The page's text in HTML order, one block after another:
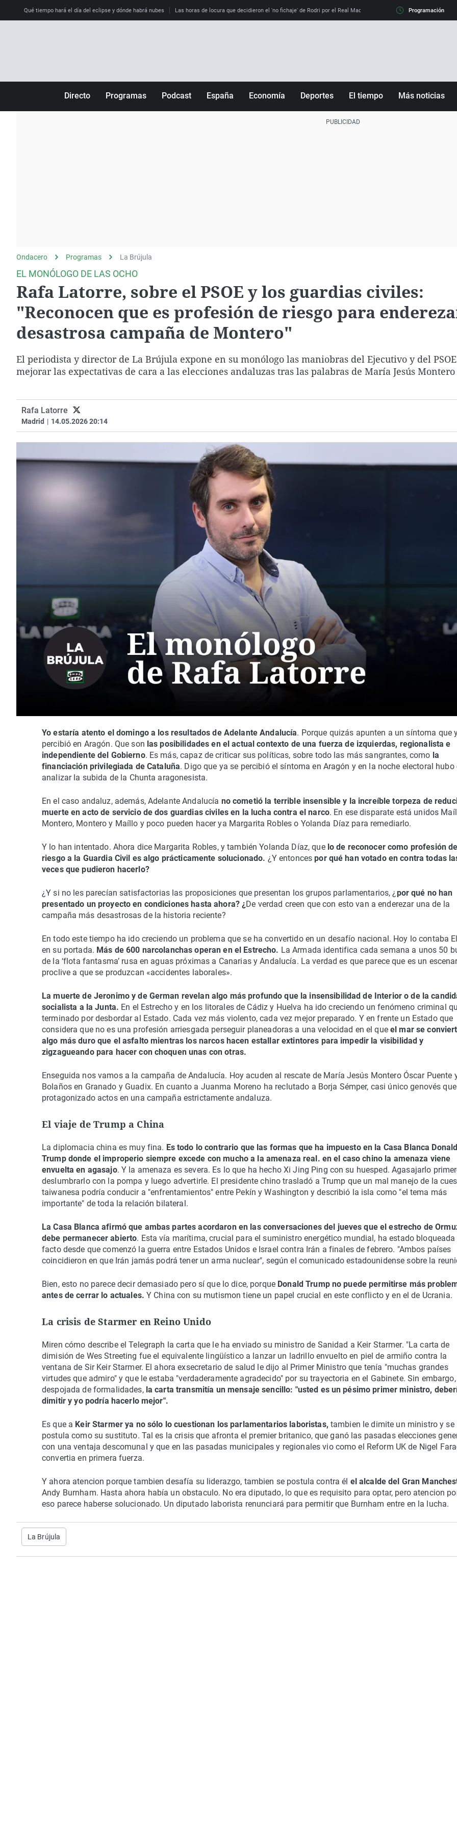
Qué tiempo hará el día del eclipse y dónde habrá nubes Las horas de locura que decidieron el 'no fichaje' de Rodri por el Real Madrid y su 'sí' al Barça La llamada
Programación
Directo Programas
gato
Podcast
Operación Viuda
Negra
España
Navarra
Economía Deportes El tiempo Más noticias
Ondacero Programas La Brújula
EL MONÓLOGO DE LAS OCHO
Rafa Latorre, sobre el PSOE y los guardias civiles:
"Reconocen que es profesión de riesgo para
desastrosa campaña de Montero"
El periodista y director de La Brújula expone en su monólogo las maniobras del Ejecutivo y del
mejorar las expectativas de cara a las elecciones andaluzas tras las palabras de María Jesús Montero
Rafa Latorre
Madrid | 14.05.2026 20:14
Yo estaría atento el domingo a los resultados de Adelante Andalucía. Porque quizás apunten a un síntoma que
percibió en Aragón. Que son las posibilidades en el actual contexto de una fuerza de izquierdas, regionalista e
independiente del Gobierno. Es más, capaz de criticar sus políticas, sobre todo las más sangrantes, como la
financiación privilegiada de Cataluña. Digo que ya se percibió el síntoma en Aragón y en la noche electoral hubo
analizar la subida de la Chunta aragonesista.
En el caso andaluz, además, Adelante Andalucía no cometió la terrible insensible y la increíble torpeza de
muerte en acto de servicio de dos guardias civiles en la lucha contra el narco. En ese disparate está unidos
Montero, Montero y Maíllo y poco pueden hacer ya Margarita Robles o Yolanda Díaz para remediarlo.
Y lo han intentado. Ahora dice Margarita Robles, y también Yolanda Díaz, que lo de reconocer como profesión de
riesgo a la Guardia Civil es algo prácticamente solucionado. ¿Y entoncespor qué han votado en contra todas
veces que pudieron hacerlo?
¿Y si no les parecían satisfactorias las proposiciones que presentan los grupos parlamentarios, ¿ por qué no han
presentado un proyecto en condiciones hasta ahora? ¿De verdad creen que con esto van a enderezar una de la
campaña más desastrosas de la historia reciente?
En todo este tiempo ha ido creciendo un problema que se ha convertido en un desafío nacional. Hoy lo contaba
en su portada. Más de 600 narcolanchas operan en el Estrecho. La Armada identifica cada semana a unos 50
de la ‘flota fantasma’ rusa en aguas próximas a Canarias y Andalucía. La verdad es que parece que es un
proclive a que se produzcan «accidentes laborales».
La muerte de Jeronimo y de German revelan algo más profundo que la insensibilidad de Interior o de la
socialista a la Junta. En el Estrecho y en los litorales de Cádiz y Huelva ha ido creciendo un fenómeno criminal
terminado por desbordar al Estado. Cada vez más violento, cada vez mejor preparado. Y en frente un Estado que
considera que no es una profesión arriesgada perseguir planeadoras a una velocidad en el queel mar se
algo más duro que el asfalto mientras los narcos hacen estallar extintores para impedir la visibilidad y
zigzagueando para hacer con choquen unas con otras.
Enseguida nos vamos a la campaña de Andalucía. Hoy acuden al rescate de María Jesús Montero Óscar Puente
Bolaños en Granado y Guadix. En cuanto a Juanma Moreno ha reclutado a Borja Sémper, casi único genovés
protagonizado actos en una campaña estrictamente andaluza.
El viaje de Trump a China
La diplomacia china es muy fina. Es todo lo contrario que las formas que ha impuesto en la Casa Blanca Donald
Trump donde el improperio siempre excede con mucho a la amenaza real. en el caso chino la amenaza viene
envuelta en agasajo. Y la amenaza es severa. Es lo que ha hecho Xi Jing Ping con su huesped. Agasajarlo
deslumbrarlo con la pompa y luego advertirle. El presidente chino trasladó a Trump que un mal manejo de la
taiwanesa podría conducir a "enfrentamientos" entre Pekín y Washington y describió la isla como "el tema más
importante" de toda la relación bilateral.
La Casa Blanca afirmó que ambas partes acordaron en las conversaciones del jueves que el estrecho de
debe permanecer abierto. Esta vía marítima, crucial para el suministro energético mundial, ha estado bloqueada
facto desde que comenzó la guerra entre Estados Unidos e Israel contra Irán a finales de febrero. "Ambos países
coincidieron en que Irán jamás podrá tener un arma nuclear", según el comunicado estadounidense sobre la
Bien, esto no parece decir demasiado pero sí que lo dice, porque Donald Trump no puede permitirse más
antes de cerrar lo actuales. Y China con su mutismon tiene un papel crucial en este conflicto y en el de Ucrania.
La crisis de Starmer en Reino Unido
Miren cómo describe el Telegraph la carta que le ha enviado su ministro de Sanidad a Keir Starmer. "La carta de
dimisión de Wes Streeting fue el equivalente lingüístico a lanzar un ladrillo envuelto en piel de armiño contra la
ventana de Sir Keir Starmer. El ahora exsecretario de salud le dijo al Primer Ministro que tenía "muchas grandes
virtudes que admiro" y que le estaba "verdaderamente agradecido" por su trayectoria en el Gabinete. Sin embargo,
despojada de formalidades, la carta transmitía un mensaje sencillo: "usted es un pésimo primer ministro,
dimitir y yo podría hacerlo mejor".
Es que a Keir Starmer ya no sólo lo cuestionan los parlamentarios laboristas, tambien le dimite un ministro y se
postula como su sustituto. Tal es la crisis que afronta el premier britanico, que ganó las pasadas elecciones
con una ventaja descomunal y que en las pasadas municipales y regionales vio como el Reform UK de Nigel
convertia en primera fuerza.
Y ahora atencion porque tambien desafía su liderazgo, tambien se postula contra él el alcalde del Gran
Andy Burnham. Hasta ahora había un obstaculo. No era diputado, lo que es requisito para optar, pero atencion
eso parece haberse solucionado. Un diputado laborista renunciará para permitir que Burnham entre en la lucha.
La Brújula